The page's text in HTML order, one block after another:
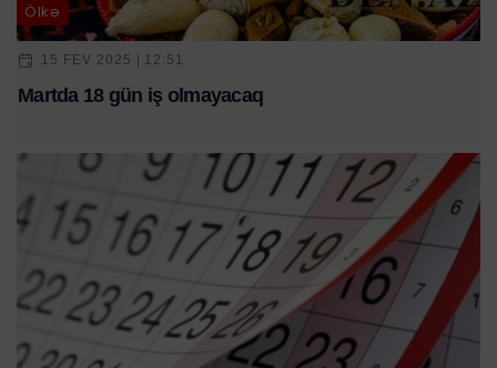
Ölkə
15 FEV 2025 | 12:51
Martda 18 gün iş olmayacaq